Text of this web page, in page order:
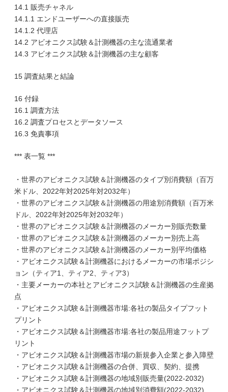
14.1 販売チャネル
14.1.1 エンドユーザーへの直接販売
14.1.2 代理店
14.2 アビオニクス試験＆計測機器の主な流通業者
14.3 アビオニクス試験＆計測機器の主な顧客
15 調査結果と結論
16 付録
16.1 調査方法
16.2 調査プロセスとデータソース
16.3 免責事項
*** 表一覧 ***
・世界のアビオニクス試験＆計測機器のタイプ別消費額（百万
米ドル、2022年対2025年対2032年）
・世界のアビオニクス試験＆計測機器の用途別消費額（百万米
ドル、2022年対2025年対2032年）
・世界のアビオニクス試験＆計測機器のメーカー別販売数量
・世界のアビオニクス試験＆計測機器のメーカー別売上高
・世界のアビオニクス試験＆計測機器のメーカー別平均価格
・アビオニクス試験＆計測機器におけるメーカーの市場ポジシ
ョン（ティア1、ティア2、ティア3）
・主要メーカーの本社とアビオニクス試験＆計測機器の生産拠
点
・アビオニクス試験＆計測機器市場:各社の製品タイプフット
プリント
・アビオニクス試験＆計測機器市場:各社の製品用途フットプ
リント
・アビオニクス試験＆計測機器市場の新規参入企業と参入障壁
・アビオニクス試験＆計測機器の合併、買収、契約、提携
・アビオニクス試験＆計測機器の地域別販売量(2022-2032)
・アビオニクス試験＆計測機器の地域別消費額(2022-2032)